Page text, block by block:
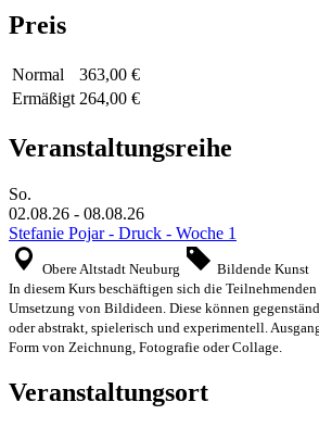
Preis
Normal
363,00 €
Ermäßigt 264,00 €
Veranstaltungsreihe
So.
02.08.26 - 08.08.26
Stefanie Pojar - Druck - Woche 1
Obere Altstadt Neuburg
Bildende Kunst
In diesem Kurs beschäftigen sich die
Umsetzung von Bildideen. Diese können
oder abstrakt, spielerisch und experimentell.
Form von Zeichnung, Fotografie oder Collage.
Veranstaltungsort